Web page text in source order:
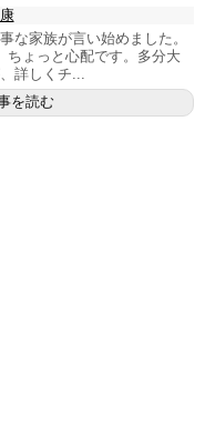
な家族が言い始めました。
ちょっと心配です。多分大
詳しくチ...
を読む